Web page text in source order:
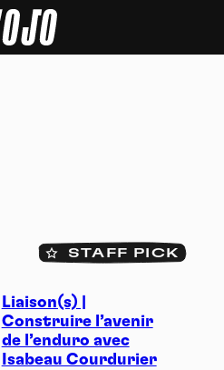
Tech
Dossier
Vidéos
Liaison(s) |
Construire l’avenir
de l’enduro avec
Isabeau Courdurier
STAFF PICK
17.06.2024